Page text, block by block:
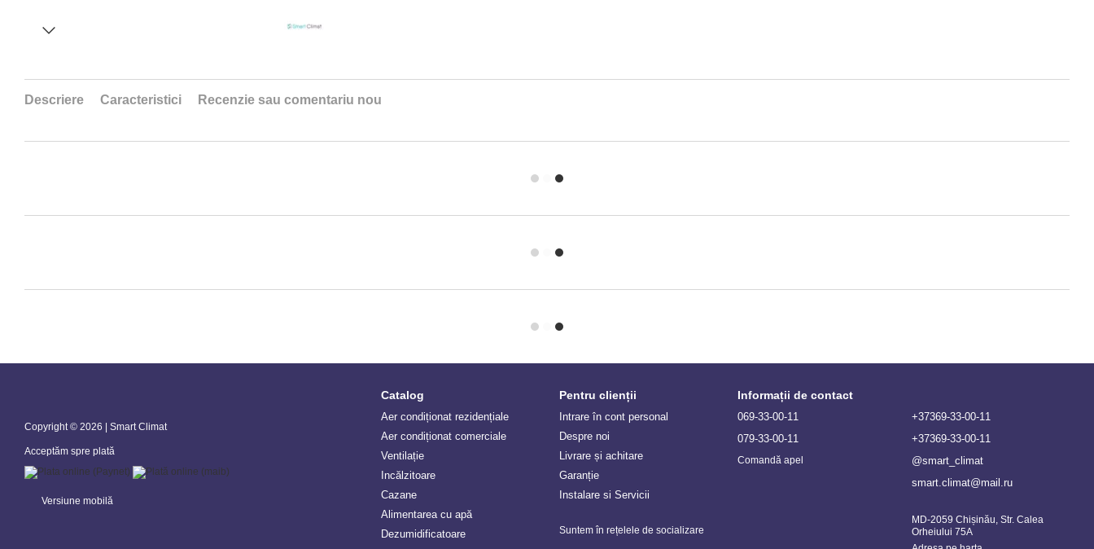
Descriere Caracteristici Recenzie sau comentariu nou
Copyright © 2026 | Smart Climat
Acceptăm spre plată
Versiune mobilă
Catalog
Aer condiționat rezidențiale
Aer condiționat comerciale
Ventilație
Incălzitoare
Сazane
Alimentarea cu apă
Dezumidificatoare
Pentru clienții
Intrare în cont personal
Despre noi
Livrare și achitare
Garanție
Instalare si Servicii
Suntem în rețelele de socializare
Informații de contact
069-33-00-11
079-33-00-11
Comandă apel
+37369-33-00-11
+37369-33-00-11
@smart_climat
smart.climat@mail.ru
MD-2059 Chișinău, Str. Calea
Orheiului 75A